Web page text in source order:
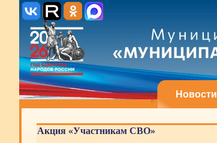
Новости
Акция «Участникам СВО»